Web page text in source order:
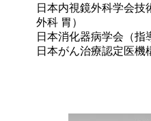
日本内視鏡外科学会
外科 胃）
日本消化器病学会（指
日本がん治療認定医機